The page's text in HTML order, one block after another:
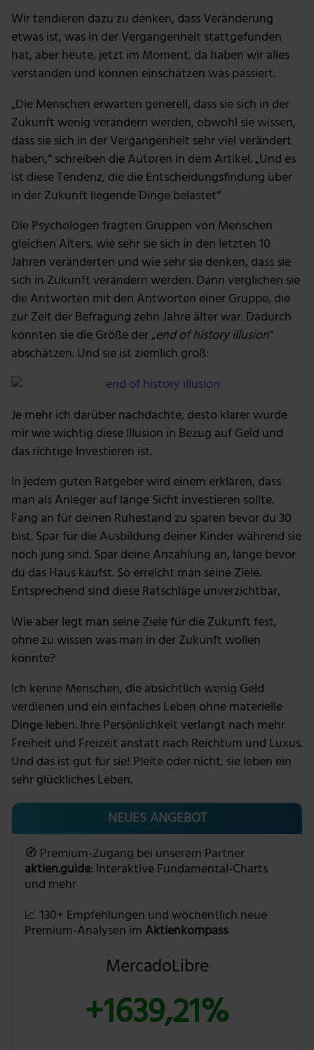
Wir tendieren dazu zu denken, dass Veränderung
etwas ist, was in der Vergangenheit stattgefunden
hat, aber heute, jetzt im Moment, da haben wir alles
verstanden und können einschätzen was passiert.
„Die Menschen erwarten generell, dass sie sich in der
Zukunft wenig verändern werden, obwohl sie wissen,
dass sie sich in der Vergangenheit sehr viel verändert
haben,“ schreiben die Autoren in dem Artikel. „Und es
ist diese Tendenz, die die Entscheidungsfindung über
in der Zukunft liegende Dinge belastet“
Die Psychologen fragten Gruppen von Menschen
gleichen Alters, wie sehr sie sich in den letzten 10
Jahren veränderten und wie sehr sie denken, dass sie
sich in Zukunft verändern werden. Dann verglichen sie
die Antworten mit den Antworten einer Gruppe, die
zur Zeit der Befragung zehn Jahre älter war. Dadurch
konnten sie die Größe der „end of history illusion“
abschätzen. Und sie ist ziemlich groß:
Je mehr ich darüber nachdachte, desto klarer wurde
mir wie wichtig diese Illusion in Bezug auf Geld und
das richtige Investieren ist.
In jedem guten Ratgeber wird einem erklären, dass
man als Anleger auf lange Sicht investieren sollte.
Fang an für deinen Ruhestand zu sparen bevor du 30
bist. Spar für die Ausbildung deiner Kinder während sie
noch jung sind. Spar deine Anzahlung an, lange bevor
du das Haus kaufst. So erreicht man seine Ziele.
Entsprechend sind diese Ratschläge unverzichtbar,
Wie aber legt man seine Ziele für die Zukunft fest,
ohne zu wissen was man in der Zukunft wollen
könnte?
Ich kenne Menschen, die absichtlich wenig Geld
verdienen und ein einfaches Leben ohne materielle
Dinge leben. Ihre Persönlichkeit verlangt nach mehr
Freiheit und Freizeit anstatt nach Reichtum und Luxus.
Und das ist gut für sie! Pleite oder nicht, sie leben ein
sehr glückliches Leben.
NEUES ANGEBOT
🧭 Premium-Zugang bei unserem Partner
aktien.guide: Interaktive Fundamental-Charts
und mehr
📈 130+ Empfehlungen und wöchentlich neue
Premium-Analysen im Aktienkompass
MercadoLibre
+1639,21%